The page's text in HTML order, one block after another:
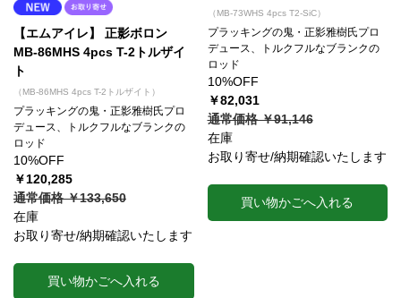
【エムアイレ】 正影ボロン
MB-86MHS 4pcs T-2トルザイ
ト
（MB-86MHS 4pcs T-2トルザイト）
プラッキングの鬼・正影雅樹氏プロ
デュース、トルクフルなブランクの
ロッド
10%OFF
￥120,285
通常価格 ￥133,650
在庫
お取り寄せ/納期確認いたします
買い物かごへ入れる
（MB-73WHS 4pcs T2-SiC）
プラッキングの鬼・正影雅樹氏プロ
デュース、トルクフルなブランクの
ロッド
10%OFF
￥82,031
通常価格 ￥91,146
在庫
お取り寄せ/納期確認いたします
買い物かごへ入れる